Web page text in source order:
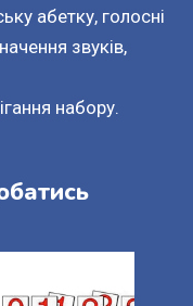
абетку, голосні
звуків,
набору.